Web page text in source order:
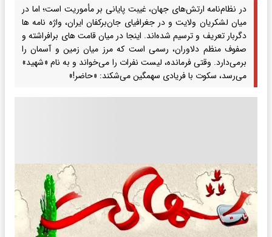
در نظام‌نامه‌ ارتش‌های جهان، غیبت پایانی بر مأموریت است؛ اما در
میان لشکریان ولایت و در جغرافیای جان‌برکفان ایران، واژه‌ نامه‌ ها
دگربار تعریف و ترسیم شده‌اند. اینجا در میان قامت‌ های برافراشته و
صفوف منظم دلاوران، رسمی است که مرز میان زمین و آسمان را
برمی‌دارد. وقتی فرمانده، لیست نفرات را می‌خواند و به نام «شهید»
می‌رسد، سکوت با فریادی سهمگین می‌شکند: «حاضر!»‌